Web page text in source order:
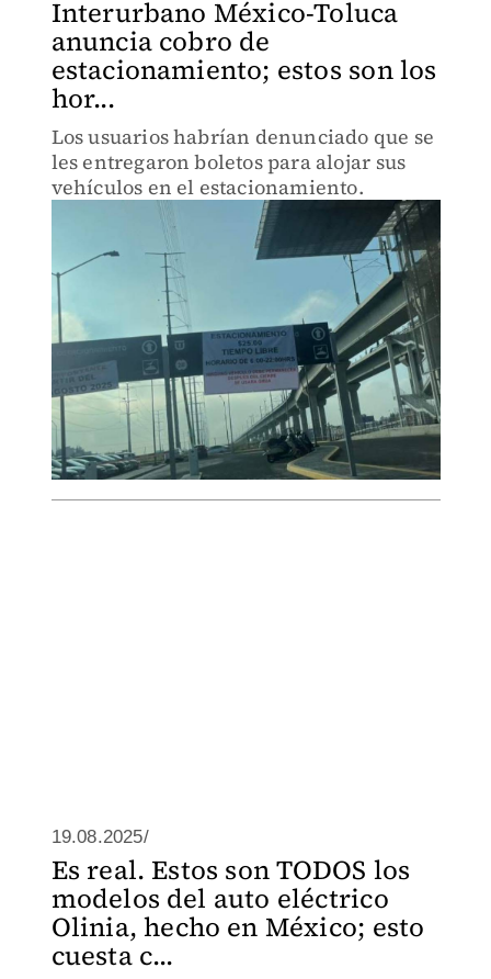
Interurbano México-Toluca
anuncia cobro de
estacionamiento; estos son los
hor...
Los usuarios habrían denunciado que se
les entregaron boletos para alojar sus
vehículos en el estacionamiento.
19.08.2025/
Es real. Estos son TODOS los
modelos del auto eléctrico
Olinia, hecho en México; esto
cuesta c...